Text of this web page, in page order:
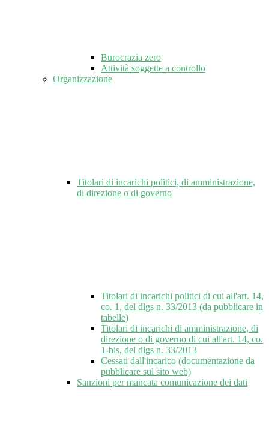
Burocrazia zero
Attività soggette a controllo
Organizzazione
Titolari di incarichi politici, di amministrazione,
di direzione o di governo
Titolari di incarichi politici di cui all'art. 14,
co. 1, del dlgs n. 33/2013 (da pubblicare in
tabelle)
Titolari di incarichi di amministrazione, di
direzione o di governo di cui all'art. 14, co.
1-bis, del dlgs n. 33/2013
Cessati dall'incarico (documentazione da
pubblicare sul sito web)
Sanzioni per mancata comunicazione dei dati